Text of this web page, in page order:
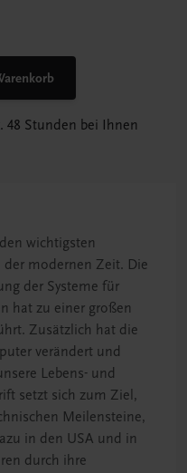
48 Stunden bei Ihnen
wichtigsten
modernen Zeit. Die
der Systeme für
hat zu einer großen
Zusätzlich hat die
verändert und
Lebens- und
setzt sich zum Ziel,
Meilensteine,
in den USA und in
durch ihre